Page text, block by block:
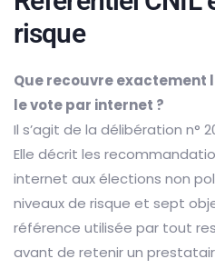
risque
Que recouvre exactement
le vote par internet ?
Il s’agit de la délibération n°
Elle décrit les
internet aux élections non
niveaux de risque et sept
référence utilisée par tout
avant de retenir un